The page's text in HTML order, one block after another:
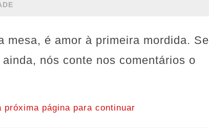
mesa, é amor à primeira mordida. Se
nós conte nos comentários o
página para continuar